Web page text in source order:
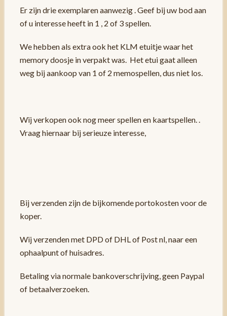
Er zijn drie exemplaren aanwezig . Geef bij uw bod aan
of u interesse heeft in 1 , 2 of 3 spellen.
We hebben als extra ook het KLM etuitje waar het
memory doosje in verpakt was. Het etui gaat alleen
weg bij aankoop van 1 of 2 memospellen, dus niet los.
Wij verkopen ook nog meer spellen en kaartspellen. .
Vraag hiernaar bij serieuze interesse,
Bij verzenden zijn de bijkomende portokosten voor de
koper.
Wij verzenden met DPD of DHL of Post nl, naar een
ophaalpunt of huisadres.
Betaling via normale bankoverschrijving, geen Paypal
of betaalverzoeken.